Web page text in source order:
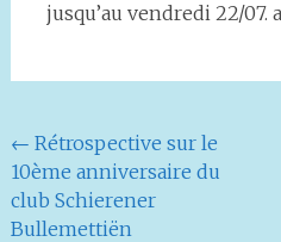
jusqu’au vendredi 22/07.
Navigation
de
l'article
← Rétrospective sur le
10ème anniversaire du
club Schierener
Bullemettiën